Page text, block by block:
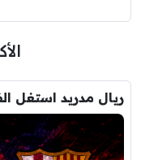
ريال مدريد استغل